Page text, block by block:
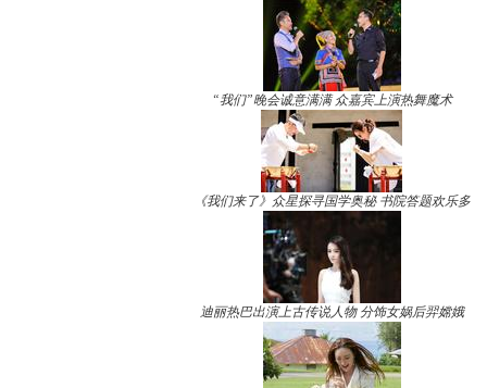
“我们”晚会诚意满满 众嘉宾上演热舞魔术
《我们来了》众星探寻国学奥秘 书院答题欢乐多
迪丽热巴出演上古传说人物 分饰女娲后羿嫦娥